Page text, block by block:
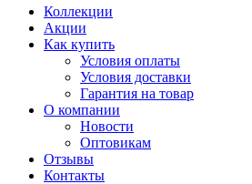
Коллекции
Акции
Как купить
Условия оплаты
Условия доставки
Гарантия на товар
О компании
Новости
Оптовикам
Отзывы
Контакты